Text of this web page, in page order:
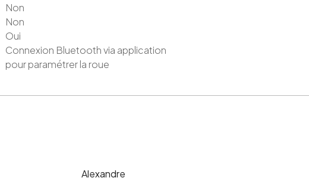
Non
Non
Oui
Connexion Bluetooth via application
pour paramétrer la roue
Alexandre